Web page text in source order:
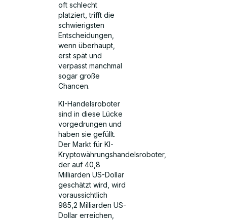
oft schlecht
platziert, trifft die
schwierigsten
Entscheidungen,
wenn überhaupt,
erst spät und
verpasst manchmal
sogar große
Chancen.
KI-Handelsroboter
sind in diese Lücke
vorgedrungen und
haben sie gefüllt.
Der Markt für KI-
Kryptowährungshandelsroboter,
der auf 40,8
Milliarden US-Dollar
geschätzt wird, wird
voraussichtlich
985,2 Milliarden US-
Dollar erreichen,